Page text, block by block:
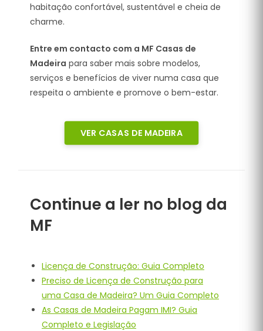
habitação confortável, sustentável e cheia de
charme.
Entre em contacto com a MF Casas de
Madeira para saber mais sobre modelos,
serviços e benefícios de viver numa casa que
respeita o ambiente e promove o bem-estar.
VER CASAS DE MADEIRA
Continue a ler no blog da
MF
Licença de Construção: Guia Completo
Preciso de Licença de Construção para
uma Casa de Madeira? Um Guia Completo
As Casas de Madeira Pagam IMI? Guia
Completo e Legislação